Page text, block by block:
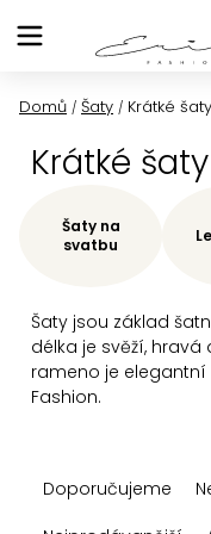
na
Domů / Šaty / Krátké
Krátké
Šaty jsou základ
délka je svěží,
rameno je elegantní
Fashion.
Šaty na
svatbu
aDoporučujeme